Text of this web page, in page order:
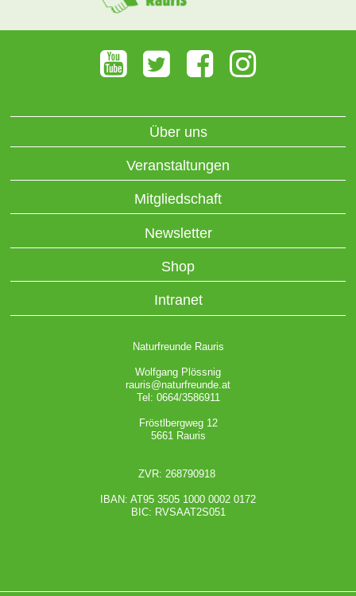
Über uns
Veranstaltungen
Mitgliedschaft
Newsletter
Shop
Intranet
Naturfreunde Rauris
Wolfgang Plössnig
rauris@naturfreunde.at
Tel: 0664/3586911
Fröstlbergweg 12
5661 Rauris
ZVR: 268790918
IBAN: AT95 3505 1000 0002 0172
BIC: RVSAAT2S051